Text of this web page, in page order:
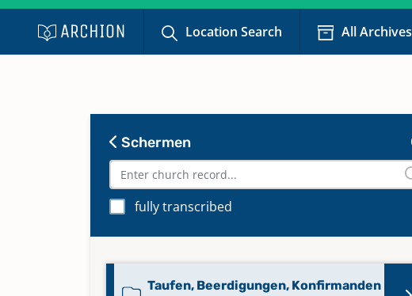
Location Search All Archives
Schermen
fully transcribed
Taufen, Beerdigungen, Konfirmanden